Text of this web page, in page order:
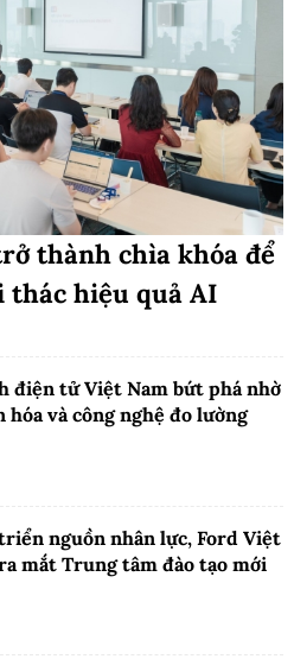
thành chìa khóa để
thác hiệu quả AI
điện tử Việt Nam bứt phá nhờ
hóa và công nghệ đo lường
nguồn nhân lực, Ford Việt
mắt Trung tâm đào tạo mới